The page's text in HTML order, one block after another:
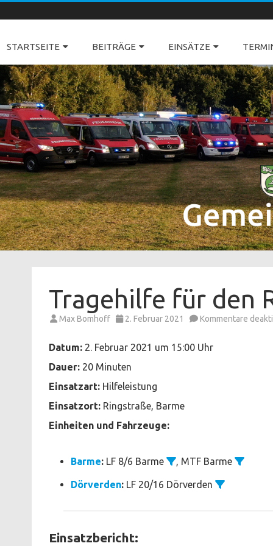
STARTSEITE BEITRÄGE EINSÄTZE
Tragehilfe für den
Max Bomhoff 2. Februar 2021 Kommentare
Datum: 2. Februar 2021 um 15:00 Uhr
Dauer: 20 Minuten
Einsatzart: Hilfeleistung
Einsatzort: Ringstraße, Barme
Einheiten und Fahrzeuge:
Barme: LF 8/6 Barme , MTF Barme
Dörverden: LF 20/16 Dörverden
Einsatzbericht: